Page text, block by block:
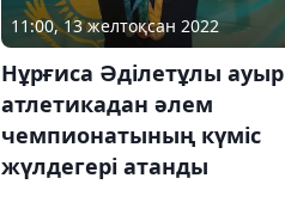
11:00, 13 желтоқсан 2022
Нұрғиса Әділетұлы ауыр
атлетикадан әлем
чемпионатының күміс
жүлдегері атанды